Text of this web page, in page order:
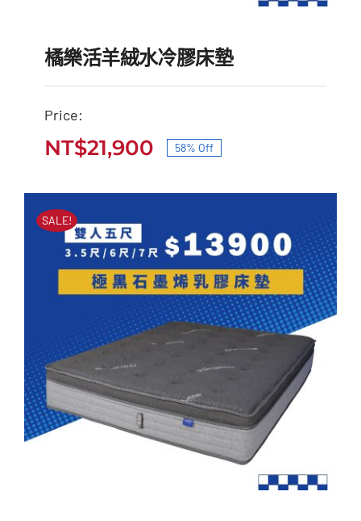
橘樂活羊絨水冷膠床墊
NT$52,000
格：
NT$52,000。
NT$21,900
格：
NT$21,900。
橘樂活羊絨水冷膠床墊
Price:
原
始
格：
NT$52,000。
NT$21,900
目
前
格：
NT$21,900。
58% Off
SALE!